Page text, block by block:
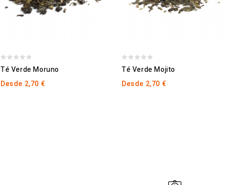
of
Té Verde Moruno
Desde 2,70 €
of
Té Verde Mojito
Desde 2,70 €